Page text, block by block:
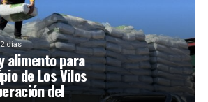
días
alimento para
de Los Vilos
del